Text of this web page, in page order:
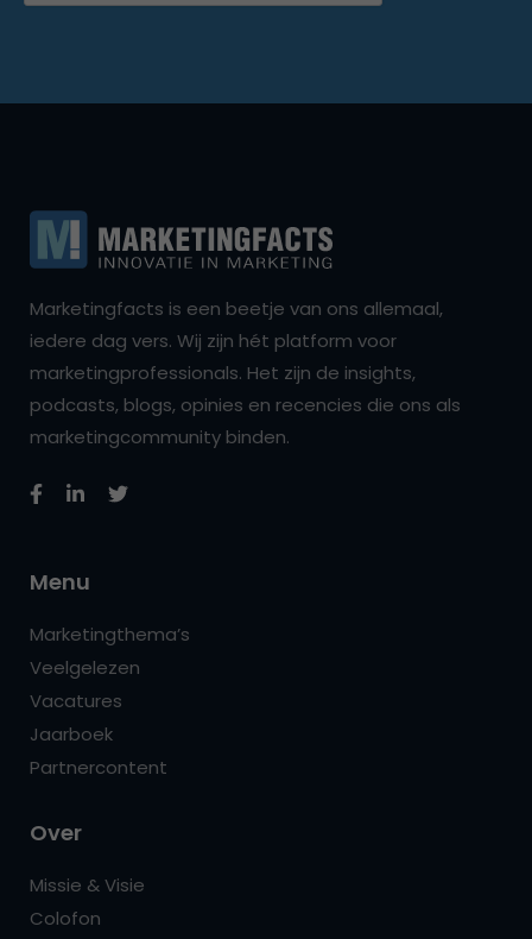
Marketingfacts is een beetje van ons allemaal,
iedere dag vers. Wij zijn hét platform voor
marketingprofessionals. Het zijn de insights,
podcasts, blogs, opinies en recencies die ons als
marketingcommunity binden.
Menu
Marketingthema’s
Veelgelezen
Vacatures
Jaarboek
Partnercontent
Over
Missie & Visie
Colofon